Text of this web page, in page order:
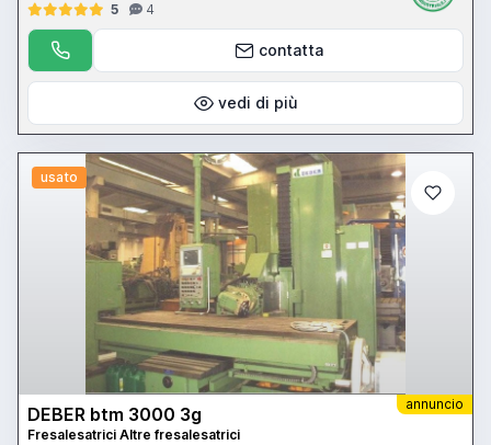
5
4
contatta
vedi di più
usato
annuncio
DEBER btm 3000 3g
Fresalesatrici Altre fresalesatrici